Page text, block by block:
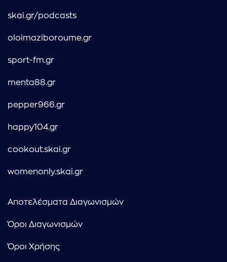
skai.gr/podcasts
oloimaziboroume.gr
sport-fm.gr
menta88.gr
pepper966.gr
happy104.gr
cookout.skai.gr
womenonly.skai.gr
Αποτελέσματα Διαγωνισμών
Όροι Διαγωνισμών
Όροι Χρήσης